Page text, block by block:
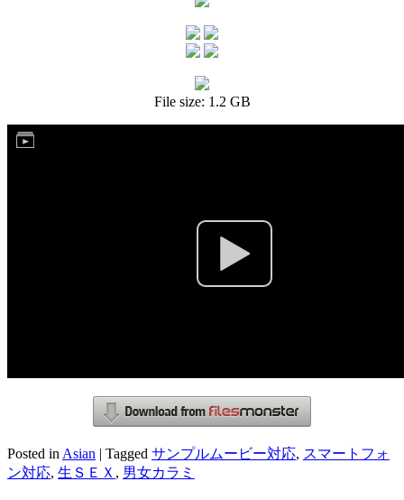
File size: 1.2 GB
Posted in Asian | Tagged サンプルムービー対応, スマートフォ
ン対応, 生ＳＥＸ , 男女カラミ